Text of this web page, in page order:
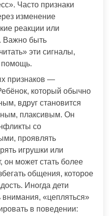
Часто признаки
изменение
реакции или
Важно быть
эти сигналы,
помощь.
признаков —
который обычно
вдруг становится
плаксивым. Он
со
проявлять
игрушки или
он может стать более
общения, которое
Иногда дети
«цепляться»
в поведении: